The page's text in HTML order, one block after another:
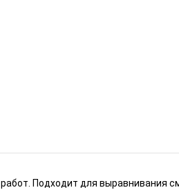
Подходит для выравнивания